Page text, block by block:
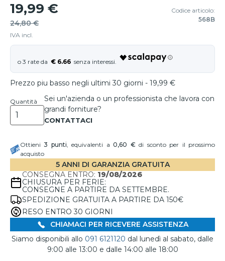
19,99 €
24,80 €
IVA incl.
Codice articolo:
568B
€ 6.66
Prezzo piu basso negli ultimi 30 giorni - 19,99 €
Quantità
Sei un'azienda o un professionista che lavora con
grandi forniture?
Ottieni3 punti, equivalenti a0,60 €di sconto per il prossimo
acquisto
5 ANNI DI GARANZIA GRATUITA
CONSEGNA ENTRO: 19/08/2026
CHIUSURA PER FERIE:
CONSEGNE A PARTIRE DA SETTEMBRE.
SPEDIZIONE GRATUITA A PARTIRE DA 150€
RESO ENTRO 30 GIORNI
CHIAMACI PER RICEVERE ASSISTENZA
Siamo disponibili allo 091 6121120 dal lunedì al sabato, dalle
9:00 alle 13:00 e dalle 14:00 alle 18:00